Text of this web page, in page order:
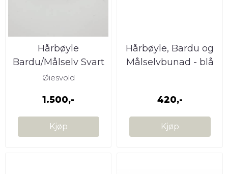
Hårbøyle
Bardu/Målselv Svart
Øiesvold
1.500,-
Kjøp
Hårbøyle, Bardu og
Målselvbunad - blå
420,-
Kjøp